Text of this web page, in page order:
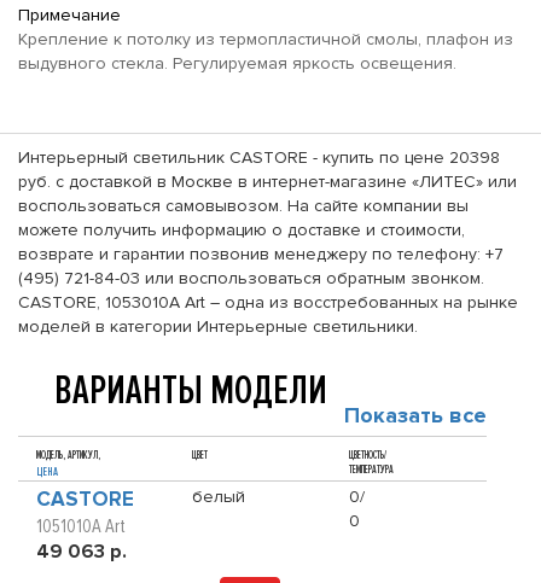
Примечание
Крепление к потолку из термопластичной смолы, плафон из
выдувного стекла. Регулируемая яркость освещения.
Интерьерный светильник CASTORE - купить по цене 20398
руб. с доставкой в Москве в интернет-магазине «ЛИТЕС» или
воспользоваться самовывозом. На сайте компании вы
можете получить информацию о доставке и стоимости,
возврате и гарантии позвонив менеджеру по телефону: +7
(495) 721-84-03 или воспользоваться обратным звонком.
CASTORE, 1053010A Art – одна из восстребованных на рынке
моделей в категории Интерьерные светильники.
ВАРИАНТЫ МОДЕЛИ Показать все
МОДЕЛЬ, АРТИКУЛ,
ЦЕНА
ЦВЕТ
ЦВЕТНОСТЬ/
ТЕМПЕРАТУРА
CASTORE
1051010A Art
49 063 р.
белый
0/
0